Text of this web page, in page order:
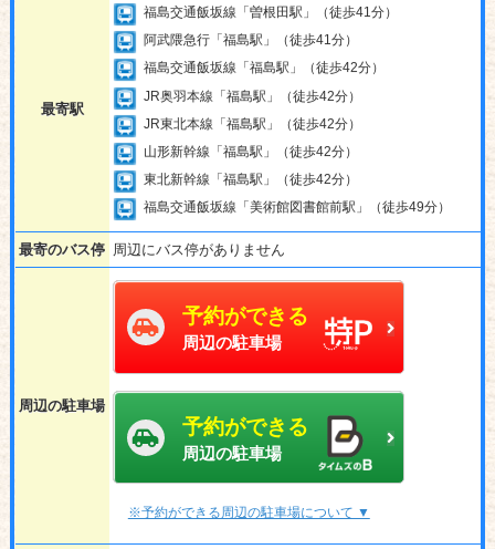
最寄駅
福島交通飯坂線「曽根田駅」（徒歩41分）
阿武隈急行「福島駅」（徒歩41分）
福島交通飯坂線「福島駅」（徒歩42分）
JR奥羽本線「福島駅」（徒歩42分）
JR東北本線「福島駅」（徒歩42分）
山形新幹線「福島駅」（徒歩42分）
東北新幹線「福島駅」（徒歩42分）
福島交通飯坂線「美術館図書館前駅」（徒歩49分）
最寄のバス停 周辺にバス停がありません
周辺の駐車場
予約ができる
周辺の駐車場
予約ができる
周辺の駐車場
※予約ができる周辺の駐車場について ▼